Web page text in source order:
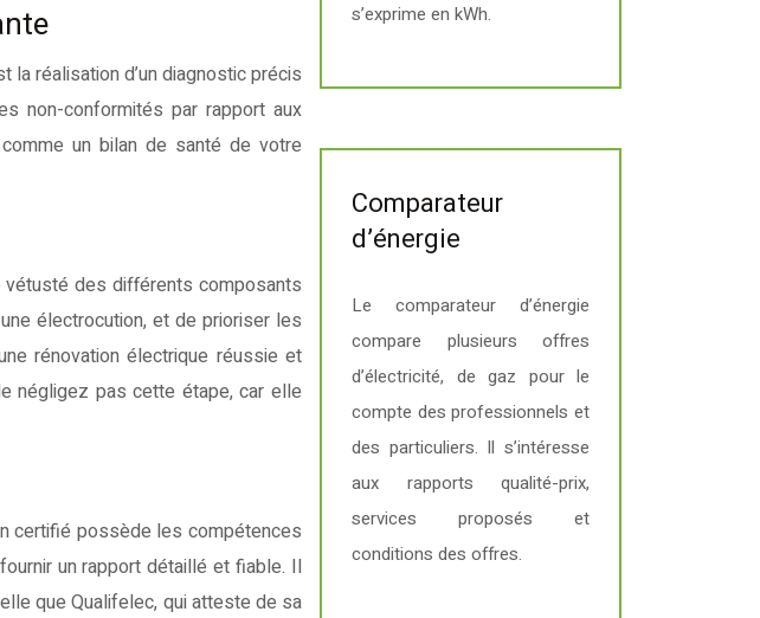
réalisation d’un diagnostic précis
non-conformités par rapport aux
un bilan de santé de votre
vétusté des différents composants
électrocution, et de prioriser les
rénovation électrique réussie et
négligez pas cette étape, car elle
certifié possède les compétences
un rapport détaillé et fiable. Il
que Qualifelec, qui atteste de sa
s’exprime en kWh.
Comparateur
d’énergie
Le comparateur d’énergie
compare plusieurs offres
d’électricité, de gaz pour le
compte des professionnels et
des particuliers. Il s’intéresse
aux rapports qualité-prix,
services proposés et
conditions des offres.